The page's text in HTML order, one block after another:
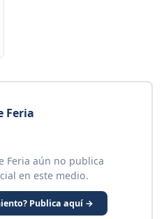
Feria
Feria aún no publica
en este medio.
Publica aquí →